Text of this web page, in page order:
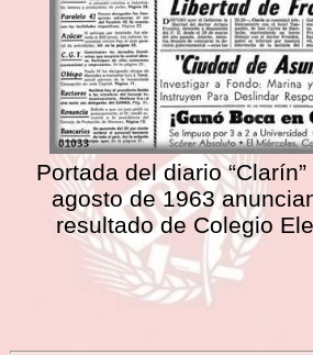
Portada del diario
agosto de 1963
resultado de Colegio